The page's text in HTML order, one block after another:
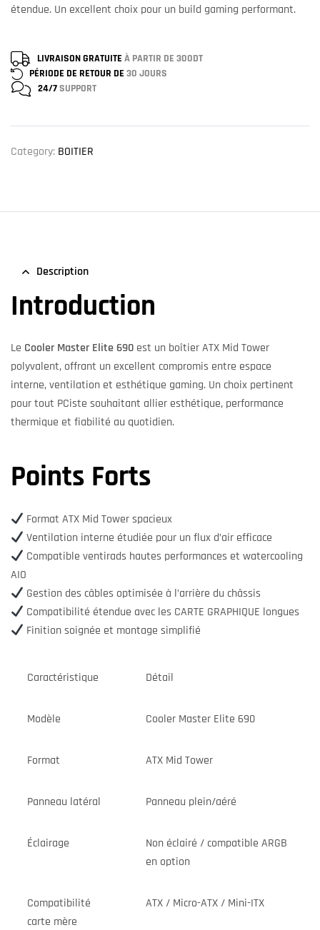
étendue. Un excellent choix pour un build gaming performant.
LIVRAISON GRATUITE À PARTIR DE 300DT
PÉRIODE DE RETOUR DE 30 JOURS
24/7SUPPORT
Category: BOITIER
Description
Introduction
Le Cooler Master Elite 690 est un boîtier ATX Mid Tower
polyvalent, offrant un excellent compromis entre espace
interne, ventilation et esthétique gaming. Un choix pertinent
pour tout PCiste souhaitant allier esthétique, performance
thermique et fiabilité au quotidien.
Points Forts
Format ATX Mid Tower spacieux
Ventilation interne étudiée pour un flux d’air efficace
Compatible ventirads hautes performances et watercooling
AIO
Gestion des câbles optimisée à l’arrière du châssis
Compatibilité étendue avec les CARTE GRAPHIQUE longues
Finition soignée et montage simplifié
Caractéristique Détail
Modèle Cooler Master Elite 690
Format ATX Mid Tower
Panneau latéral Panneau plein/aéré
Éclairage
Non éclairé / compatible ARGB
en option
Compatibilité
carte mère
ATX / Micro-ATX / Mini-ITX